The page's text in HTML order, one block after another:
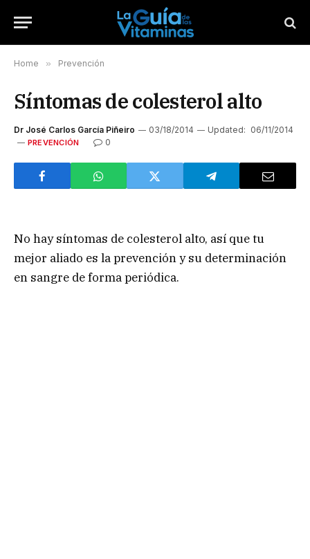
Home » Prevención
Síntomas de colesterol alto
Dr José Carlos García Piñeiro 03/18/2014 Updated: 06/11/2014
PREVENCIÓN 0
No hay síntomas de colesterol alto, así que tu
mejor aliado es la prevención y su determinación
en sangre de forma periódica.